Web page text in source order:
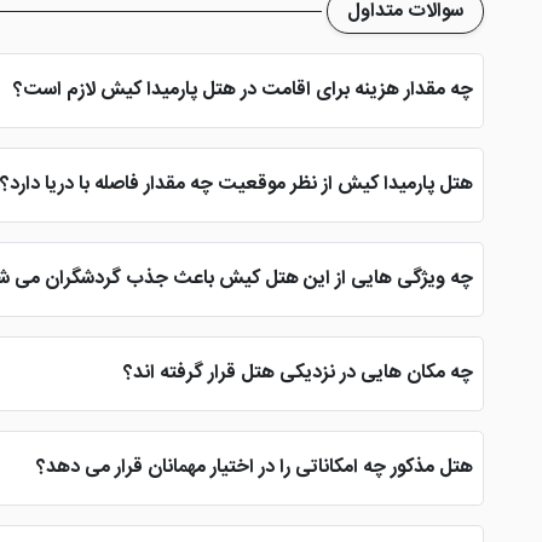
سوالات متداول
چه مقدار هزینه برای اقامت در هتل پارمیدا کیش لازم است؟
در هتل پارمیدا مشهد واحد های اقامتی بسته به ظرفیت آن ها از هزینه ای حدود 310 هزار تومان تا 380
هتل پارمیدا کیش از نظر موقعیت چه مقدار فاصله با دریا دارد؟
فارس دسترسی پیدا کنید.
چه ویژگی هایی از این هتل کیش باعث جذب گردشگران می
هتل 4 ستاره پارمیدا کیش از معدود هتل های چهار ستاره
هتل و خدمات دهی مناسب نیز از دیگر ویژگی های این
چه مکان هایی در نزدیکی هتل قرار گرفته اند؟
این هتل کیش با موقعیت مکانی عالی که دارا است، بهترین پیشنهاد
پانیذ کیش و .... واقع شده اند.
هتل مذکور چه امکاناتی را در اختیار مهمانان قرار می دهد؟
هتل به عنوان یک هتل چهار ستاره، نه تنها امکانات رفاهی را به